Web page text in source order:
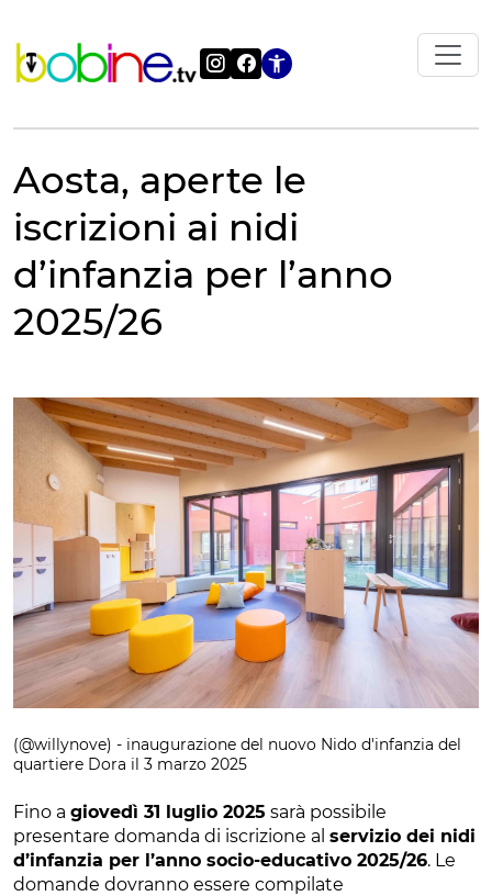
contenuto
Apri le
Aosta, aperte le
iscrizioni ai nidi
d’infanzia per l’anno
2025/26
(@willynove) - inaugurazione del nuovo Nido d'infanzia del
quartiere Dora il 3 marzo 2025
Fino a giovedì 31 luglio 2025 sarà possibile
presentare domanda di iscrizione al servizio dei nidi
d’infanzia per l’anno socio-educativo 2025/26. Le
domande dovranno essere compilate